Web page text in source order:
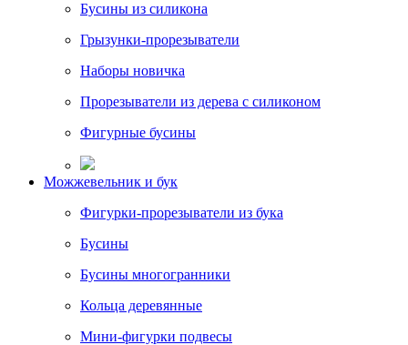
Бусины из силикона
Грызунки-прорезыватели
Наборы новичка
Прорезыватели из дерева с силиконом
Фигурные бусины
Можжевельник и бук
Фигурки-прорезыватели из бука
Бусины
Бусины многогранники
Кольца деревянные
Мини-фигурки подвесы